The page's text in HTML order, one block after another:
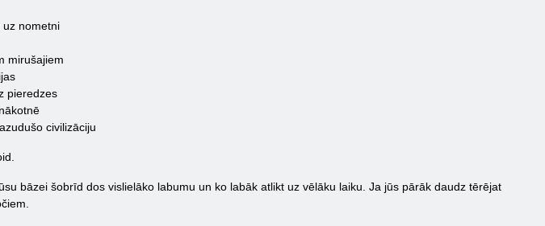
nometni
mirušajiem
pieredzes
civilizāciju
bāzei šobrīd dos vislielāko labumu un ko labāk atlikt uz vēlāku laiku. Ja jūs pārāk daudz tērējat